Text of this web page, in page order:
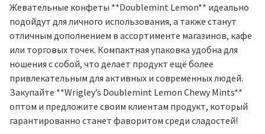
Жевательные конфеты **Doublemint Lemon** идеально
подойдут для личного использования, а также станут
отличным дополнением в ассортименте магазинов, кафе
или торговых точек. Компактная упаковка удобна для
ношения с собой, что делает продукт ещё более
привлекательным для активных и современных людей.
Закупайте **Wrigley’s Doublemint Lemon Chewy Mints**
оптом и предложите своим клиентам продукт, который
гарантированно станет фаворитом среди сладостей!